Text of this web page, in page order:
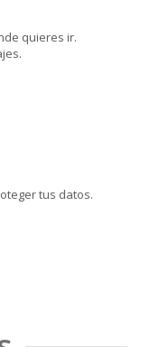
quieres ir.
tus datos.